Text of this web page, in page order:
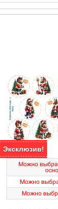
Эксклюзив!
Можно
Можно
Можно